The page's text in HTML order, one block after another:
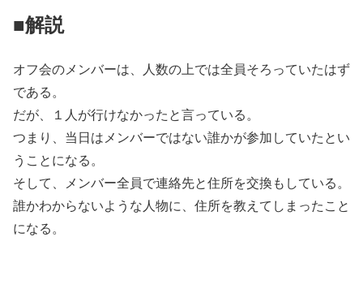
■解説
オフ会のメンバーは、人数の上では全員そろっていたはず
である。
だが、１人が行けなかったと言っている。
つまり、当日はメンバーではない誰かが参加していたとい
うことになる。
そして、メンバー全員で連絡先と住所を交換もしている。
誰かわからないような人物に、住所を教えてしまったこと
になる。